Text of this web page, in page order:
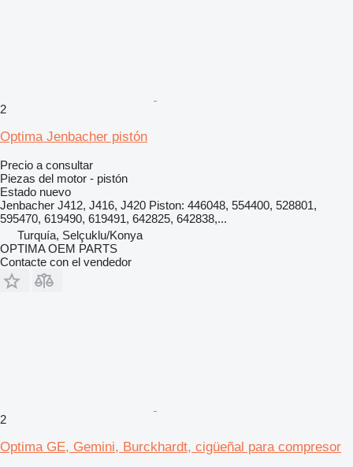
2
Optima Jenbacher pistón
Precio a consultar
Piezas del motor - pistón
Estado nuevo
Jenbacher J412, J416, J420 Piston: 446048, 554400, 528801,
595470, 619490, 619491, 642825, 642838,...
Turquía, Selçuklu/Konya
OPTIMA OEM PARTS
Contacte con el vendedor
2
Optima GE, Gemini, Burckhardt, cigüeñal para compresor